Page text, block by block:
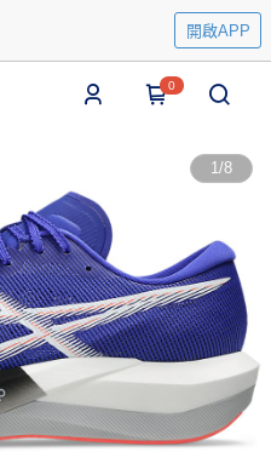
開啟APP
0
1/8